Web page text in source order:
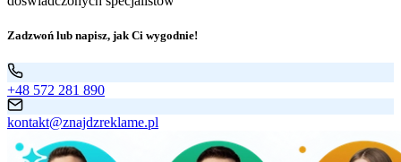
Zadzwoń lub napisz, jak Ci wygodnie!
+48 572 281 890
kontakt@znajdzreklame.pl